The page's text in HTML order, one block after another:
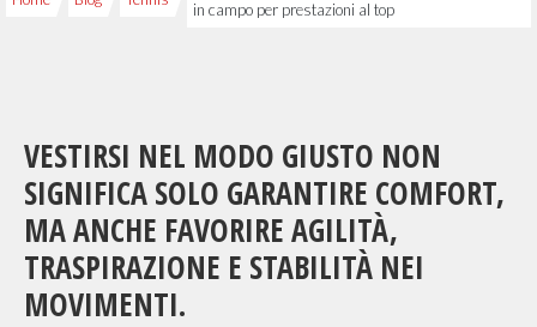
in campo per prestazioni al top
VESTIRSI NEL MODO GIUSTO NON
SIGNIFICA SOLO GARANTIRE COMFORT,
MA ANCHE FAVORIRE AGILITÀ,
TRASPIRAZIONE E STABILITÀ NEI
MOVIMENTI.